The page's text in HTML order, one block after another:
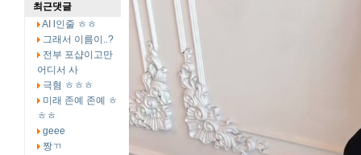
최근댓글
AI l인줄 ㅎㅎ
그래서 이름이..?
전부 포샵이고만
어디서 사
극혐 ㅎㅎㅎ
미래 존예 존예 ㅎ
ㅎㅎ
geee
짱ㄲ